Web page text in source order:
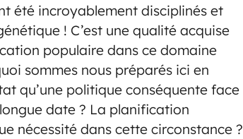
été incroyablement disciplinés et
! C’est une qualité acquise
populaire dans ce domaine
sommes nous préparés ici en
qu’une politique conséquente face
date ? La planification
nécessité dans cette circonstance ?